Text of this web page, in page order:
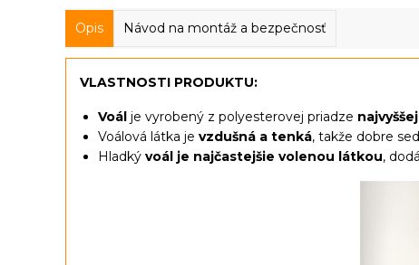
Opis Návod na montáž a bezpečnosť
VLASTNOSTI PRODUKTU:
Voál je vyrobený z polyesterovej priadze
Voálová látka je vzdušná a tenká, takže dobre
Hladký voál je najčastejšie volenou látkou,